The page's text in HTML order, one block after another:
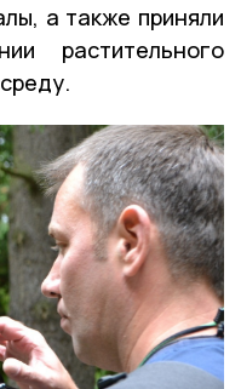
а также приняли
растительного